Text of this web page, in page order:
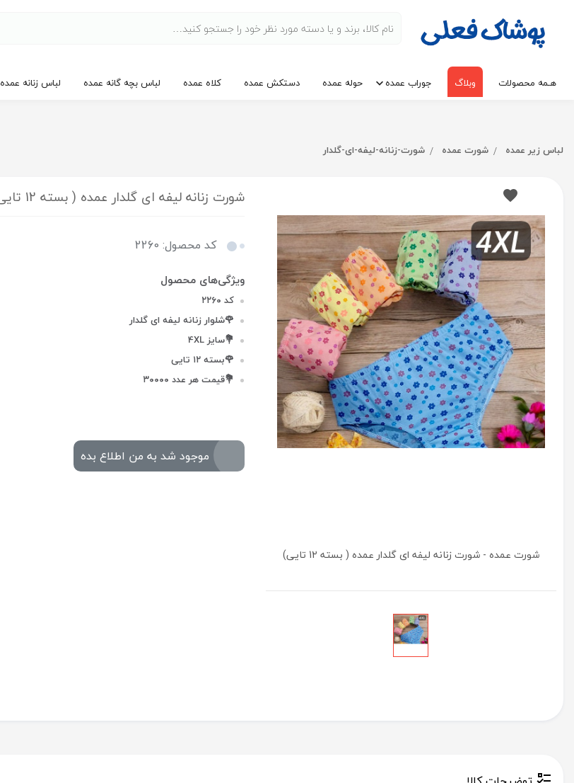
هـمه محصولات وبلاگ جوراب عمده حوله عمده دستکش عمده کلاه عمده لباس بچه گانه عمده لباس زنانه عمده
لباس زیر عمده شورت عمده شورت-زنانه-لیفه-ای-گلدار
شورت عمده - شورت زنانه لیفه ای گلدار عمده ( بسته 12 تایی)
شورت زنانه لیفه ای گلدار عمده ( بسته 12 تایی)
کد محصول: 2260
کد ۲۲۶۰
🌹شلوار زنانه لیفه ای گلدار
💐سایز 4XL
🌹بسته ۱۲ تایی
💐قیمت هر عدد ۳۰۰۰۰
موجود شد به من اطلاع بده